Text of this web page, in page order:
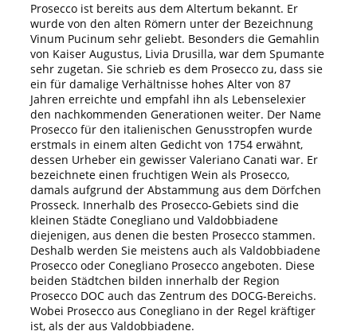
Prosecco ist bereits aus dem Altertum bekannt. Er
wurde von den alten Römern unter der Bezeichnung
Vinum Pucinum sehr geliebt. Besonders die Gemahlin
von Kaiser Augustus, Livia Drusilla, war dem Spumante
sehr zugetan. Sie schrieb es dem Prosecco zu, dass sie
ein für damalige Verhältnisse hohes Alter von 87
Jahren erreichte und empfahl ihn als Lebenselexier
den nachkommenden Generationen weiter. Der Name
Prosecco für den italienischen Genusstropfen wurde
erstmals in einem alten Gedicht von 1754 erwähnt,
dessen Urheber ein gewisser Valeriano Canati war. Er
bezeichnete einen fruchtigen Wein als Prosecco,
damals aufgrund der Abstammung aus dem Dörfchen
Prosseck. Innerhalb des Prosecco-Gebiets sind die
kleinen Städte Conegliano und Valdobbiadene
diejenigen, aus denen die besten Prosecco stammen.
Deshalb werden Sie meistens auch als Valdobbiadene
Prosecco oder Conegliano Prosecco angeboten. Diese
beiden Städtchen bilden innerhalb der Region
Prosecco DOC auch das Zentrum des DOCG-Bereichs.
Wobei Prosecco aus Conegliano in der Regel kräftiger
ist, als der aus Valdobbiadene.